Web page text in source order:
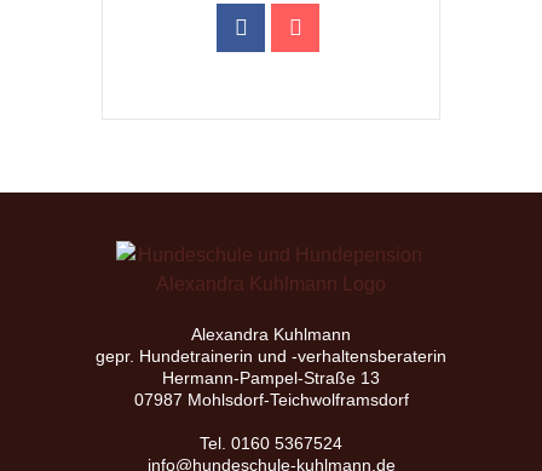
Alexandra Kuhlmann
gepr. Hundetrainerin und -verhaltensberaterin
Hermann-Pampel-Straße 13
07987 Mohlsdorf-Teichwolframsdorf
Tel. 0160 5367524
info@hundeschule-kuhlmann.de